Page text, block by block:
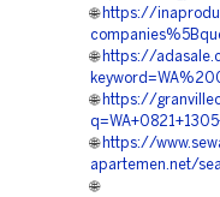
🌐 https://
🌐 https://
🌐 https://
🌐 https://
apartemen.net/
🌐